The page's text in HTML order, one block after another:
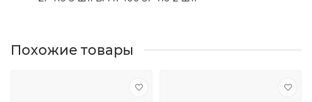
Похожие товары